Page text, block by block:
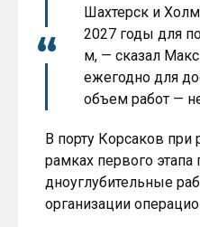
Шахтерск и
2027 годы для
м, — сказал
ежегодно для
объем работ —
В порту Корсаков при
рамках первого этапа
дноуглубительные
организации